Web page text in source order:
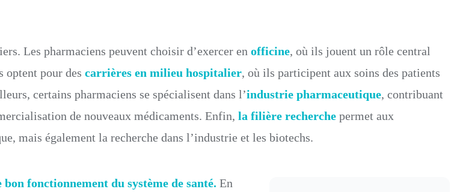
Les pharmaciens peuvent choisir d’exercer en officine, où ils jouent un rôle central
optent pour des carrières en milieu hospitalier, où ils participent aux soins des patients
certains pharmaciens se spécialisent dans l’industrie pharmaceutique, contribuant
de nouveaux médicaments. Enfin, la filière recherche permet aux
mais également la recherche dans l’industrie et les biotechs.
fonctionnement du système de santé. En
⏱️